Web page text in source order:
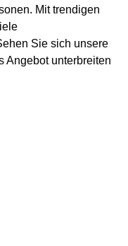
Mit trendigen
Sie sich unsere
Angebot unterbreiten